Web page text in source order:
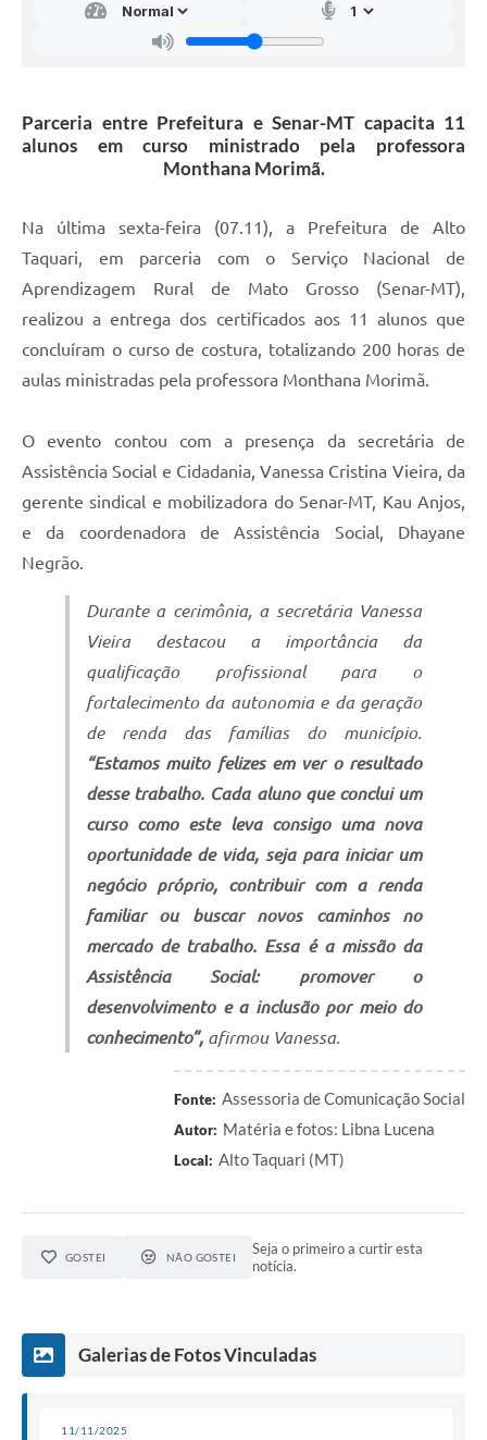
Parceria entre Prefeitura e Senar-MT capacita 11
alunos em curso ministrado pela professora
Monthana Morimã.
Na última sexta-feira (07.11), a Prefeitura de Alto
Taquari, em parceria com o Serviço Nacional de
Aprendizagem Rural de Mato Grosso (Senar-MT),
realizou a entrega dos certificados aos 11 alunos que
concluíram o curso de costura, totalizando 200 horas de
aulas ministradas pela professora Monthana Morimã.
O evento contou com a presença da secretária de
Assistência Social e Cidadania, Vanessa Cristina Vieira, da
gerente sindical e mobilizadora do Senar-MT, Kau Anjos,
e da coordenadora de Assistência Social, Dhayane
Negrão.
Durante a cerimônia, a secretária Vanessa
Vieira destacou a importância da
qualificação profissional para o
fortalecimento da autonomia e da geração
de renda das famílias do município.
“Estamos muito felizes em ver o resultado
desse trabalho. Cada aluno que conclui um
curso como este leva consigo uma nova
oportunidade de vida, seja para iniciar um
negócio próprio, contribuir com a renda
familiar ou buscar novos caminhos no
mercado de trabalho. Essa é a missão da
Assistência Social: promover o
desenvolvimento e a inclusão por meio do
conhecimento”, afirmou Vanessa.
Fonte: Assessoria de Comunicação Social
Autor: Matéria e fotos: Libna Lucena
Local: Alto Taquari (MT)
GOSTEI NÃO GOSTEI
Seja o primeiro a curtir esta
notícia.
Galerias de Fotos Vinculadas
11/11/2025